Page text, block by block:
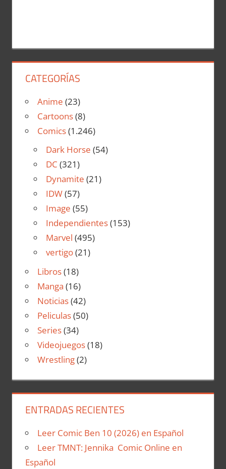
CATEGORÍAS
Anime (23)
Cartoons(8)
Comics(1.246)
Dark Horse (54)
DC (321)
Dynamite (21)
IDW(57)
Image (55)
Independientes(153)
Marvel (495)
vertigo(21)
Libros(18)
Manga (16)
Noticias(42)
Peliculas(50)
Series(34)
Videojuegos(18)
Wrestling(2)
ENTRADAS RECIENTES
Leer Comic Ben 10 (2026) en Español
Leer TMNT: Jennika Comic Online en
Español